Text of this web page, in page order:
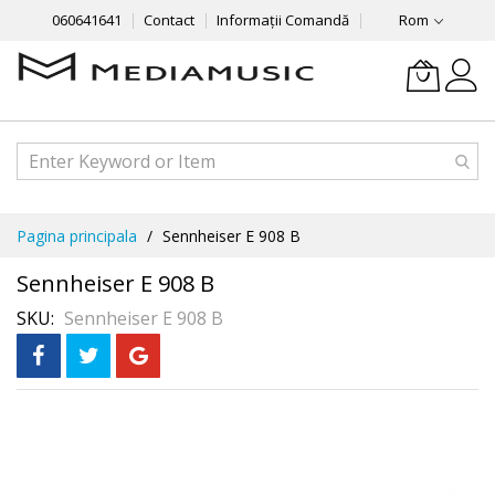
060641641 Contact Informații Comandă Rom
Continut
Pagina principala Sennheiser E 908 B
Sennheiser E 908 B
SKU Sennheiser E 908 B